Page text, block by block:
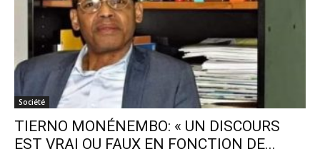
Société
TIERNO MONÉNEMBO: « UN DISCOURS
EST VRAI OU FAUX EN FONCTION DE...